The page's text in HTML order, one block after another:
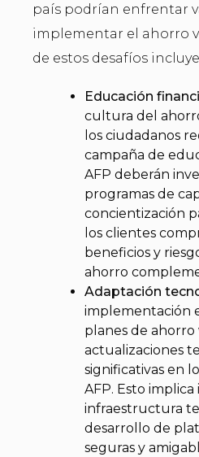
país podrían enfrentar
implementar el ahorro
de estos desafíos
Educación
cultura del
los ciudadanos
campaña de
AFP deberán
programas de
concientización
los clientes
beneficios y
ahorro
Adaptación
implementación
planes de
actualizaciones
significativas en
AFP. Esto
infraestructura
desarrollo de
seguras y